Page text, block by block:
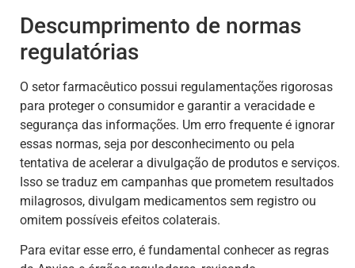
Descumprimento de normas
regulatórias
O setor farmacêutico possui regulamentações rigorosas
para proteger o consumidor e garantir a veracidade e
segurança das informações. Um erro frequente é ignorar
essas normas, seja por desconhecimento ou pela
tentativa de acelerar a divulgação de produtos e serviços.
Isso se traduz em campanhas que prometem resultados
milagrosos, divulgam medicamentos sem registro ou
omitem possíveis efeitos colaterais.
Para evitar esse erro, é fundamental conhecer as regras